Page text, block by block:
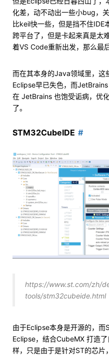
化差，动不动出一些小bug，
比keil快一些，但是挡不住IDE
跨平台了，但是卡起来真是太
着VS Code重新出发，那么最
而在其本身的Java领域里，这
Eclipse早已失色，而
在 JetBrains 也饱受诟病，优
了。
STM32CubeIDE
https://www.st.com/zh/
tools/stm32cubeide.html
由于Eclipse本身是开源的，
Eclipse，结合CubeMX 打造
样，只是由于是针对ST的芯片